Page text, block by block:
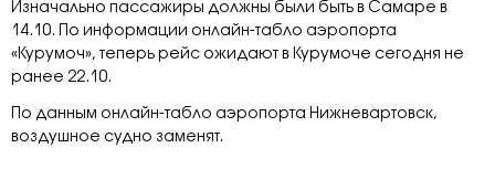
Изначально пассажиры должны были быть в Самаре в
14.10. По информации онлайн-табло аэропорта
«Курумоч», теперь рейс ожидают в Курумоче сегодня не
ранее 22.10.
По данным онлайн-табло аэропорта Нижневартовск,
воздушное судно заменят.